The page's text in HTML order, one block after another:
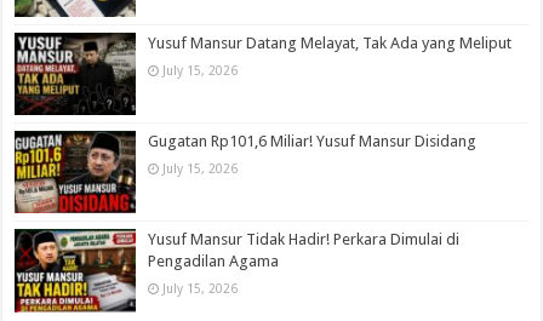
Yusuf Mansur Datang Melayat, Tak Ada yang Meliput
July 15, 2026
Gugatan Rp101,6 Miliar! Yusuf Mansur Disidang
July 15, 2026
Yusuf Mansur Tidak Hadir! Perkara Dimulai di
Pengadilan Agama
July 15, 2026